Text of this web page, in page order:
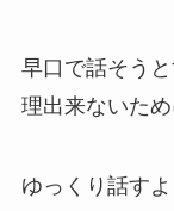
早口で話そう
理出来ないた
ゆっくり話す